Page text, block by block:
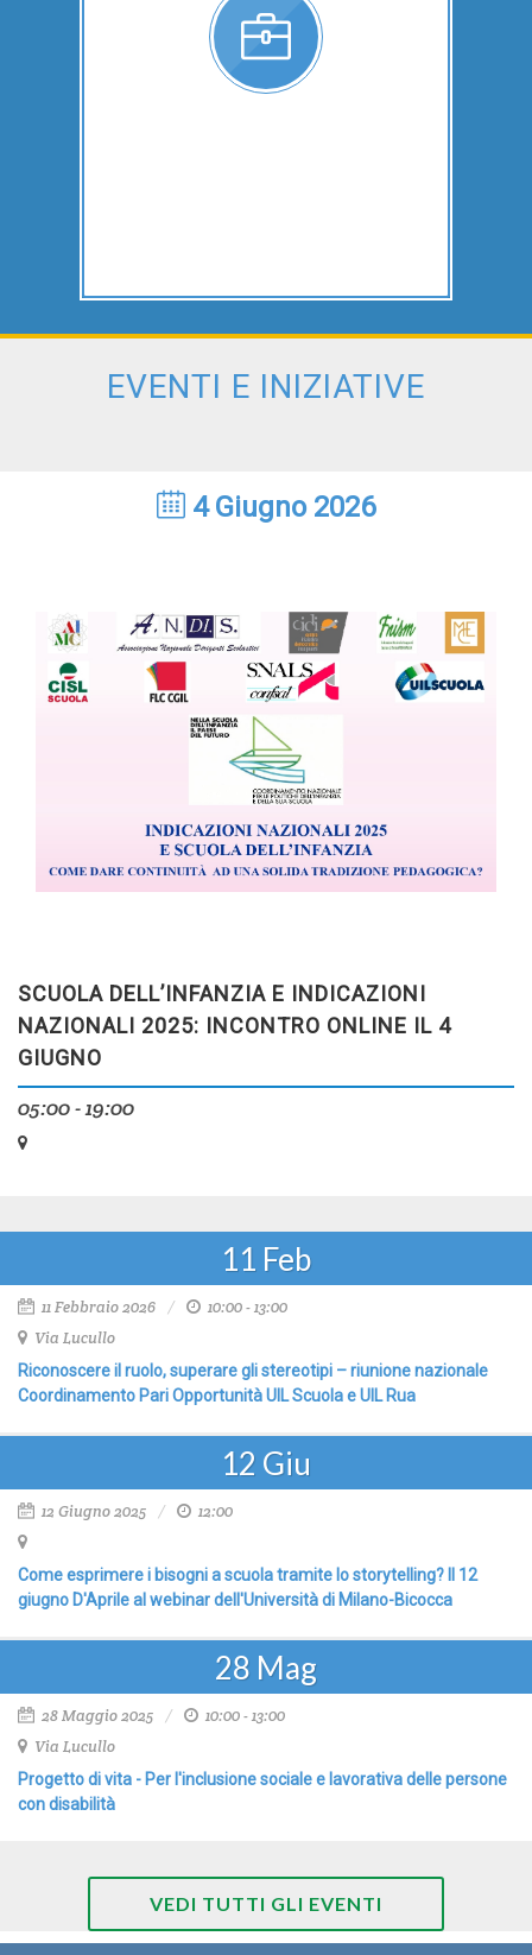
EVENTI E INIZIATIVE
4 Giugno 2026
SCUOLA DELL’INFANZIA E INDICAZIONI
NAZIONALI 2025: INCONTRO ONLINE IL 4
GIUGNO
05:00 - 19:00
11 Feb
11 Febbraio 2026
10:00 - 13:00
Via Lucullo
Riconoscere il ruolo, superare gli stereotipi – riunione nazionale
Coordinamento Pari Opportunità UIL Scuola e UIL Rua
12 Giu
12 Giugno 2025 12:00
Come esprimere i bisogni a scuola tramite lo storytelling? Il 12
giugno D'Aprile al webinar dell'Università di Milano-Bicocca
28 Mag
28 Maggio 2025
10:00 - 13:00
Via Lucullo
Progetto di vita - Per l'inclusione sociale e lavorativa delle persone
con disabilità
VEDI TUTTI GLI EVENTI